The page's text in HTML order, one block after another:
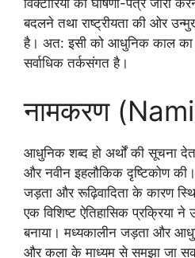
विक्टोरिया को घोषणा-पत्र जारी
बदलने तथा राष्ट्रीयता की ओर
है। अत: इसी को आधुनिक काल का
सर्वाधिक तर्कसंगत है।
नामकरण
आधुनिक शब्द हो अर्थों की सूचना
और नवीन इहलौकिक दृष्टिकोण
जड़ता और रूढ़िवादिता के कारण
एक विशिष्ट ऐतिहासिक प्रक्रिया
बनाया। मध्यकालीन जड़ता और
और कला के माध्यम से समझा जा